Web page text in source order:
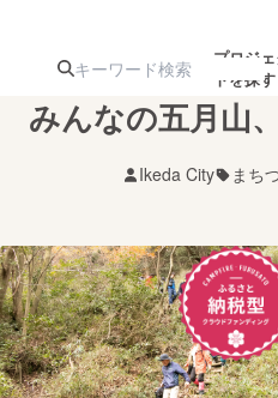
プロジ
トを探す
アート・写真
テクノロジー・ガジ
みんなの五月山
Ikeda City まち